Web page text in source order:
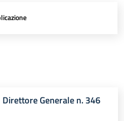
Generale n. 346